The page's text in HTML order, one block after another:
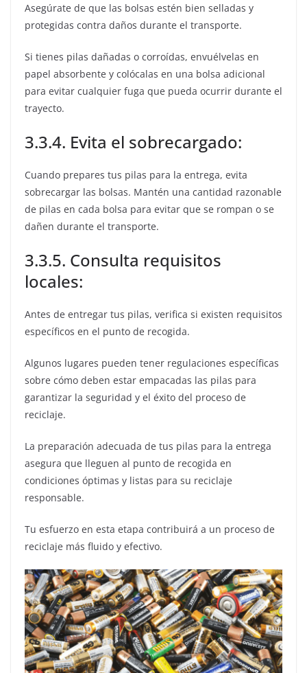
Asegúrate de que las bolsas estén bien selladas y
protegidas contra daños durante el transporte.
Si tienes pilas dañadas o corroídas, envuélvelas en
papel absorbente y colócalas en una bolsa adicional
para evitar cualquier fuga que pueda ocurrir durante el
trayecto.
3.3.4. Evita el sobrecargado:
Cuando prepares tus pilas para la entrega, evita
sobrecargar las bolsas. Mantén una cantidad razonable
de pilas en cada bolsa para evitar que se rompan o se
dañen durante el transporte.
3.3.5. Consulta requisitos
locales:
Antes de entregar tus pilas, verifica si existen requisitos
específicos en el punto de recogida.
Algunos lugares pueden tener regulaciones específicas
sobre cómo deben estar empacadas las pilas para
garantizar la seguridad y el éxito del proceso de
reciclaje.
La preparación adecuada de tus pilas para la entrega
asegura que lleguen al punto de recogida en
condiciones óptimas y listas para su reciclaje
responsable.
Tu esfuerzo en esta etapa contribuirá a un proceso de
reciclaje más fluido y efectivo.